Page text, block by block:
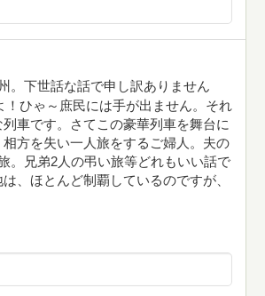
。下世話な話で申し訳ありません
ひゃ～庶民には手が出ません。それ
車です。さてこの豪華列車を舞台に
方を失い一人旅をするご婦人。夫の
。兄弟2人の弔い旅等どれもいい話で
、ほとんど制覇しているのですが、